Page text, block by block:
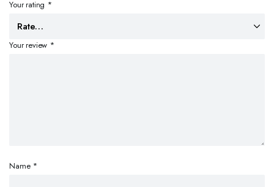
Your rating *
Your review *
Name *